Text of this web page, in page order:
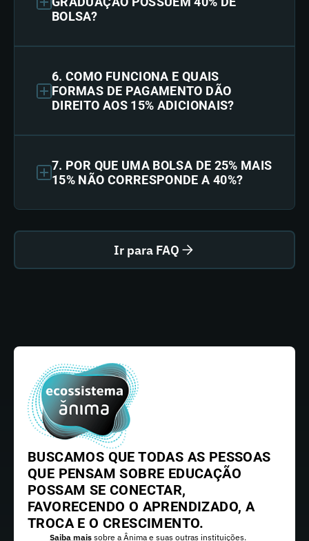
BOLSA?
6. COMO FUNCIONA E QUAIS
FORMAS DE PAGAMENTO DÃO
DIREITO AOS 15% ADICIONAIS?
7. POR QUE UMA BOLSA DE 25% MAIS
15% NÃO CORRESPONDE A 40%?
Ir para FAQ
BUSCAMOS QUE TODAS AS PESSOAS
QUE PENSAM SOBRE EDUCAÇÃO
POSSAM SE CONECTAR,
FAVORECENDO O APRENDIZADO, A
TROCA E O CRESCIMENTO.
Saiba maissobre a Ânima e suas outras instituições.